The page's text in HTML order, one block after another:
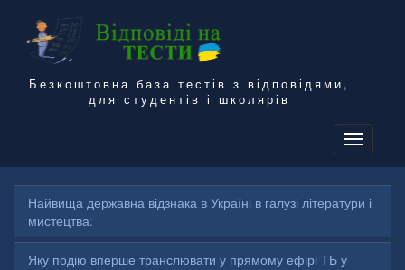
Безкоштовна база тестів з відповідями,
для студентів і школярів
Найвища державна відзнака в Україні в галузі літератури і
мистецтва:
Яку подію вперше транслювати у прямому ефірі ТБ у